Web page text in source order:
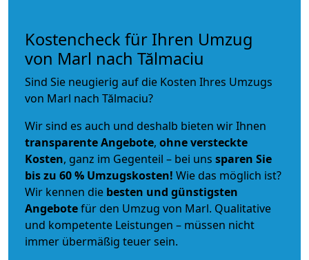
Kostencheck für Ihren Umzug
von Marl nach Tălmaciu
Sind Sie neugierig auf die Kosten Ihres Umzugs
von Marl nach Tălmaciu?
Wir sind es auch und deshalb bieten wir Ihnen
transparente Angebote, ohne versteckte
Kosten, ganz im Gegenteil – bei uns sparen Sie
bis zu 60 % Umzugskosten! Wie das möglich ist?
Wir kennen die besten und günstigsten
Angebotefür den Umzug von Marl. Qualitative
und kompetente Leistungen – müssen nicht
immer übermäßig teuer sein.